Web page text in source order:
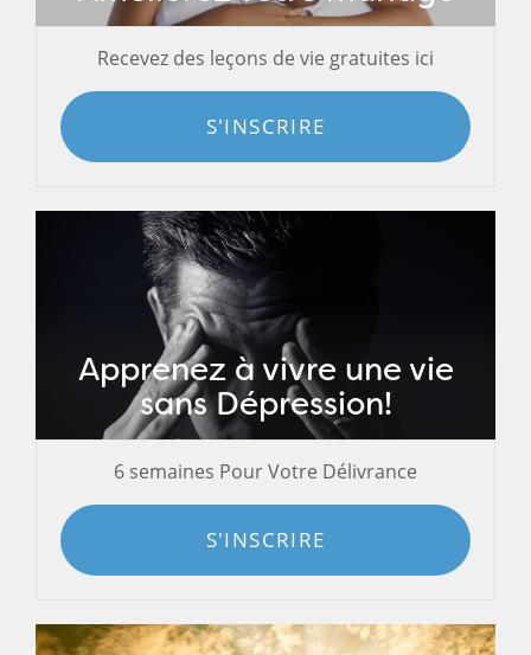
Recevez des leçons de vie gratuites ici
S'INSCRIRE
Apprenez à vivre une vie
sans Dépression!
6 semaines Pour Votre Délivrance
S'INSCRIRE